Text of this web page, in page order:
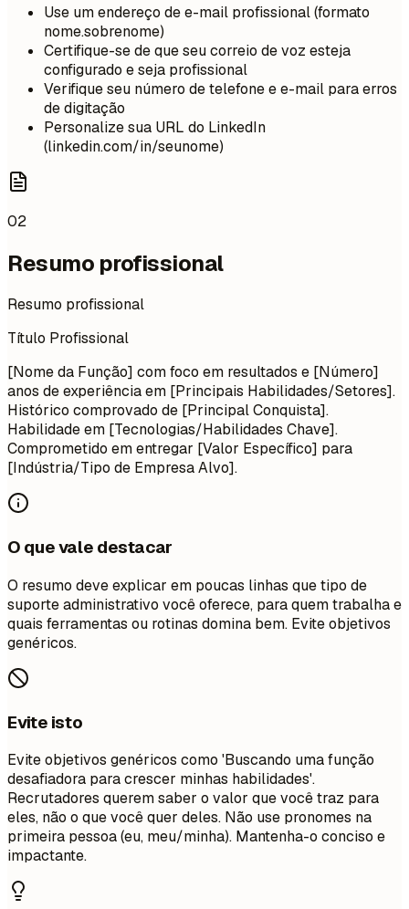
Use um endereço de e-mail profissional (formato
nome.sobrenome)
Certifique-se de que seu correio de voz esteja
configurado e seja profissional
Verifique seu número de telefone e e-mail para erros
de digitação
Personalize sua URL do LinkedIn
(linkedin.com/in/seunome)
02
Resumo profissional
Resumo profissional
Título Profissional
[Nome da Função] com foco em resultados e [Número]
anos de experiência em [Principais Habilidades/Setores].
Histórico comprovado de [Principal Conquista].
Habilidade em [Tecnologias/Habilidades Chave].
Comprometido em entregar [Valor Específico] para
[Indústria/Tipo de Empresa Alvo].
O que vale destacar
O resumo deve explicar em poucas linhas que tipo de
suporte administrativo você oferece, para quem trabalha e
quais ferramentas ou rotinas domina bem. Evite objetivos
genéricos.
Evite isto
Evite objetivos genéricos como 'Buscando uma função
desafiadora para crescer minhas habilidades'.
Recrutadores querem saber o valor que você traz para
eles, não o que você quer deles. Não use pronomes na
primeira pessoa (eu, meu/minha). Mantenha-o conciso e
impactante.